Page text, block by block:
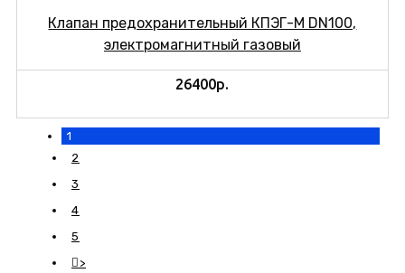
Клапан предохранительный КПЭГ-М DN100,
электромагнитный газовый
26400р.
1
2
3
4
5
>